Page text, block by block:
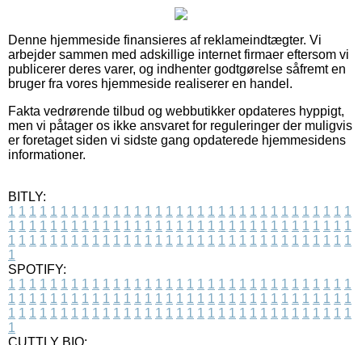
Denne hjemmeside finansieres af reklameindtægter. Vi
arbejder sammen med adskillige internet firmaer eftersom vi
publicerer deres varer, og indhenter godtgørelse såfremt en
bruger fra vores hjemmeside realiserer en handel.
Fakta vedrørende tilbud og webbutikker opdateres hyppigt,
men vi påtager os ikke ansvaret for reguleringer der muligvis
er foretaget siden vi sidste gang opdaterede hjemmesidens
informationer.
BITLY:
1 1 1 1 1 1 1 1 1 1 1 1 1 1 1 1 1 1 1 1 1 1 1 1 1 1 1 1 1 1 1 1 1
1 1 1 1 1 1 1 1 1 1 1 1 1 1 1 1 1 1 1 1 1 1 1 1 1 1 1 1 1 1 1 1 1
1 1 1 1 1 1 1 1 1 1 1 1 1 1 1 1 1 1 1 1 1 1 1 1 1 1 1 1 1 1 1 1 1
1
SPOTIFY:
1 1 1 1 1 1 1 1 1 1 1 1 1 1 1 1 1 1 1 1 1 1 1 1 1 1 1 1 1 1 1 1 1
1 1 1 1 1 1 1 1 1 1 1 1 1 1 1 1 1 1 1 1 1 1 1 1 1 1 1 1 1 1 1 1 1
1 1 1 1 1 1 1 1 1 1 1 1 1 1 1 1 1 1 1 1 1 1 1 1 1 1 1 1 1 1 1 1 1
1
CUTTLY BIO: